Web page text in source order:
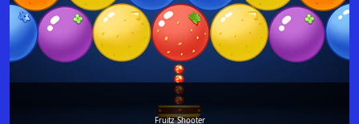
Fruitz Shooter